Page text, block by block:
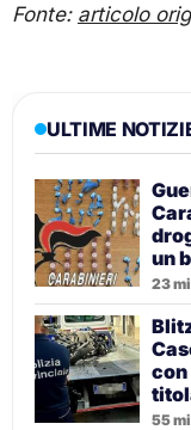
Fonte: articolo
ULTIME
un
23
55